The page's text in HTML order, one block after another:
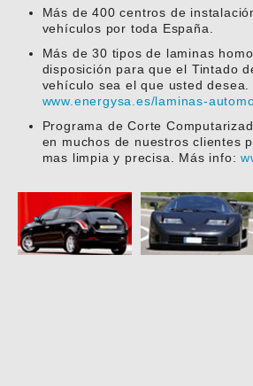
Más de 400 centros de
vehículos por toda España.
Más de 30 tipos de laminas
disposición para que el Tintado
vehículo sea el que usted desea.
www.energysa.es/laminas-
Programa de Corte
en muchos de nuestros clientes
mas limpia y precisa. Más info: